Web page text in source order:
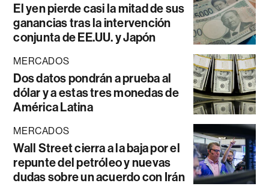
El yen pierde casi la mitad de sus
ganancias tras la intervención
conjunta de EE.UU. y Japón
MERCADOS
Dos datos pondrán a prueba al
dólar y a estas tres monedas de
América Latina
MERCADOS
Wall Street cierra a la baja por el
repunte del petróleo y nuevas
dudas sobre un acuerdo con Irán